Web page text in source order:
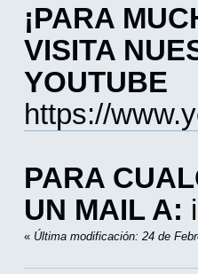
¡PARA
VISITA
YOUTUBE
https://
PARA
UN MAIL A:
« Última modificación: 24 de